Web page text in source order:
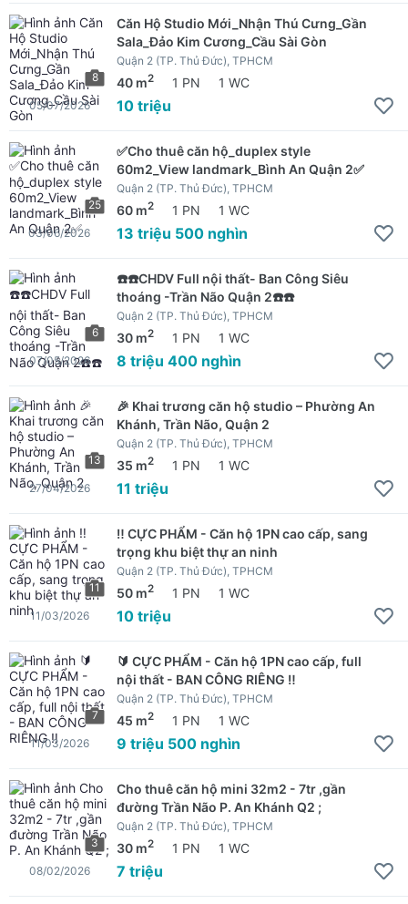
8
Căn Hộ Studio Mới_Nhận Thú Cưng_Gần
Sala_Đảo Kim Cương_Cầu Sài Gòn
Quận 2 (TP. Thủ Đức), TPHCM
40 m2 1 PN 1 WC
10 triệu
05/07/2026
25
✅Cho thuê căn hộ_duplex style
60m2_View landmark_Bình An Quận 2✅
Quận 2 (TP. Thủ Đức), TPHCM
60 m2 1 PN 1 WC
13 triệu 500 nghìn
03/06/2026
6
☎️☎️CHDV Full nội thất- Ban Công Siêu
thoáng -Trần Não Quận 2☎️☎️
Quận 2 (TP. Thủ Đức), TPHCM
30 m2 1 PN 1 WC
8 triệu 400 nghìn
07/05/2026
13
🎉 Khai trương căn hộ studio – Phường An
Khánh, Trần Não, Quận 2
Quận 2 (TP. Thủ Đức), TPHCM
35 m2 1 PN 1 WC
11 triệu
27/04/2026
11
‼️ CỰC PHẨM - Căn hộ 1PN cao cấp, sang
trọng khu biệt thự an ninh
Quận 2 (TP. Thủ Đức), TPHCM
50 m2 1 PN 1 WC
10 triệu
11/03/2026
7
🔰 CỰC PHẨM - Căn hộ 1PN cao cấp, full
nội thất - BAN CÔNG RIÊNG ‼️
Quận 2 (TP. Thủ Đức), TPHCM
45 m2 1 PN 1 WC
9 triệu 500 nghìn
11/03/2026
3
Cho thuê căn hộ mini 32m2 - 7tr ,gần
đường Trần Não P. An Khánh Q2 ;
Quận 2 (TP. Thủ Đức), TPHCM
30 m2 1 PN 1 WC
7 triệu
08/02/2026